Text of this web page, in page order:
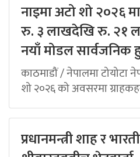
नाइमा अटो शो २०२६
रु. ३ लाखदेखि रु. २१
नयाँ मोडल सार्वजनिक
काठमाडौं / नेपालमा टोयोटा
शो २०२६ को अवसरमा
प्रधानमन्त्री शाह र